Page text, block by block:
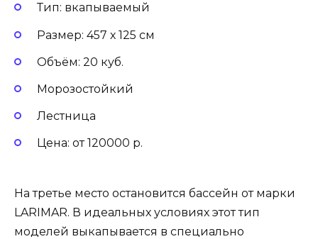
Тип: вкапываемый
Размер: 457 х 125 см
Объём: 20 куб.
Морозостойкий
Лестница
Цена: от 120000 р.
На третье место остановится бассейн от марки
LARIMAR. В идеальных условиях этот тип
моделей выкапывается в специально